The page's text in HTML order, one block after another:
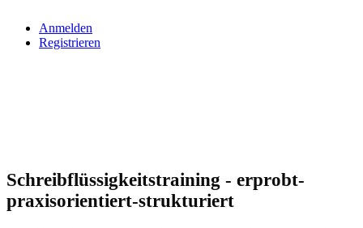
Anmelden
Registrieren
Schreibflüssigkeitstraining - erprobt-
praxisorientiert-strukturiert